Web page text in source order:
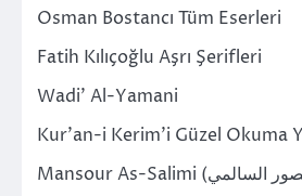
Osman Bostancı Tüm Eserleri
Fatih Kılıçoğlu Aşrı Şerifleri
Wadi’ Al-Yamani
Kur’an-i Kerim’i Güzel Okuma